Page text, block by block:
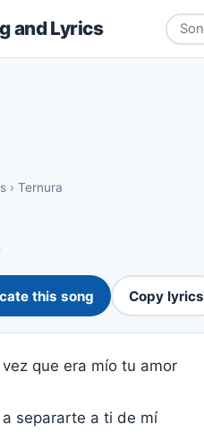
and Lyrics
› Ternura
this song Copy lyrics
que era mío tu amor
separarte a ti de mí